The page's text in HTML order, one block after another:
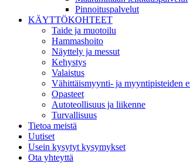
Pinnoituspalvelut
KÄYTTÖKOHTEET
Taide ja muotoilu
Hammashoito
Näyttely ja messut
Kehystys
Valaistus
Vähittäismyynti- ja myyntipisteiden
Opasteet
Autoteollisuus ja liikenne
Turvallisuus
Tietoa meistä
Uutiset
Usein kysytyt kysymykset
Ota yhteyttä